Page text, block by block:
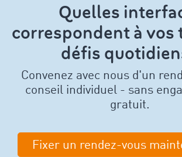
Quelles
correspondent à vos
défis
Convenez avec nous d'un
conseil individuel - sans
gratuit.
Fixer un rendez-vous